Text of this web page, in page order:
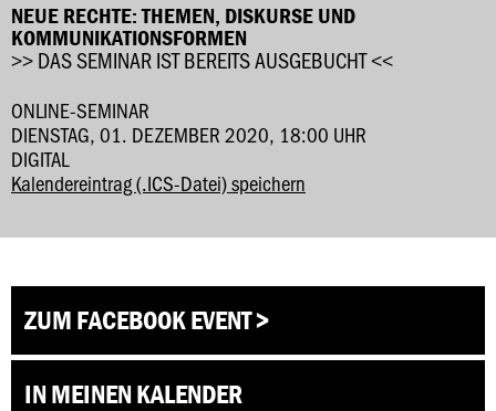
NEUE RECHTE: THEMEN, DISKURSE UND
KOMMUNIKATIONSFORMEN
>> DAS SEMINAR IST BEREITS AUSGEBUCHT <<
ONLINE-SEMINAR
DIENSTAG, 01. DEZEMBER 2020, 18:00 UHR
DIGITAL
Kalendereintrag (.ICS-Datei) speichern
ZUM FACEBOOK EVENT >
IN MEINEN KALENDER